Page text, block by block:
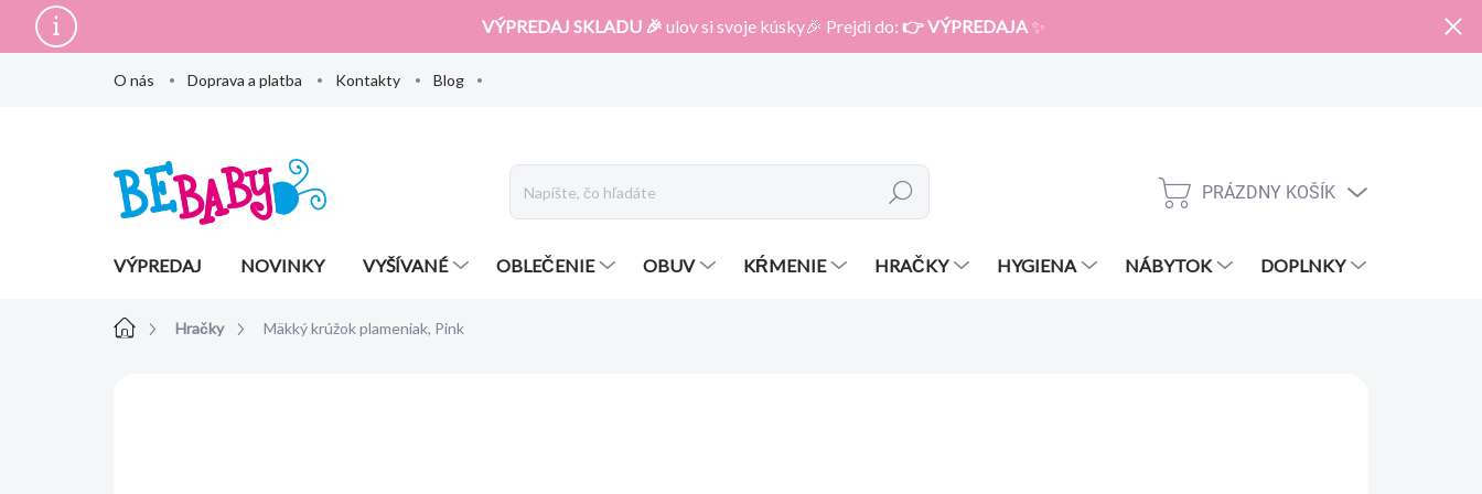
obsah
VÝPREDAJ SKLADU 🎉 ulov si svoje kúsky🎉 Prejdi do: 👉 VÝPREDAJA ✨
O nás Doprava a platba Kontakty Blog
Hľadať
NÁKUPNÝ
PRÁZDNY KOŠÍK
VÝPREDAJ NOVINKY VYŠÍVANÉ OBLEČENIE OBUV KŔMENIE HRAČKY HYGIENA NÁBYTOK DOPLNKY
DomovHračky Mäkký krúžok plameniak, Pink